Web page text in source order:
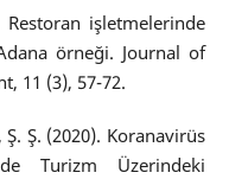
işletmelerinde
örneği. Journal of
11 (3), 57-72.
Ş. (2020). Koranavirüs
Turizm Üzerindeki